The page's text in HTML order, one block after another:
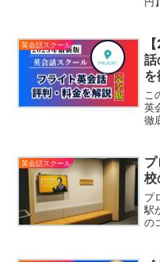
供
複
験
学
講
し
会
英会話スクール
話
こ
英
徹
イ
底
英会話スクール
プ
校
プ
駅
の